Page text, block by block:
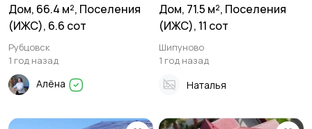
Дом, 66.4 м², Поселения
(ИЖС), 6.6 сот
Рубцовск
1 год назад
Алёна
Дом, 71.5 м², Поселения
(ИЖС), 11 сот
Шипуново
1 год назад
Наталья